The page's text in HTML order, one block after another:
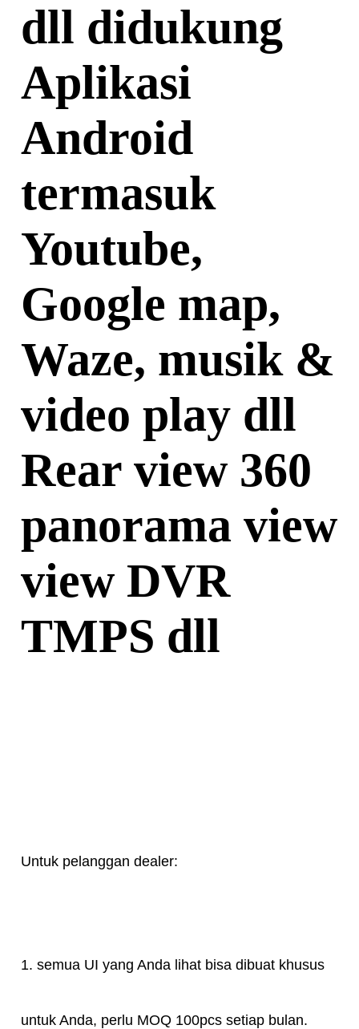
dll didukung
Aplikasi
Android
termasuk
Youtube,
Google map,
Waze, musik &
video play dll
Rear view 360
panorama view
view DVR
TMPS dll
Untuk pelanggan dealer:
1. semua UI yang Anda lihat bisa dibuat khusus
untuk Anda, perlu MOQ 100pcs setiap bulan.